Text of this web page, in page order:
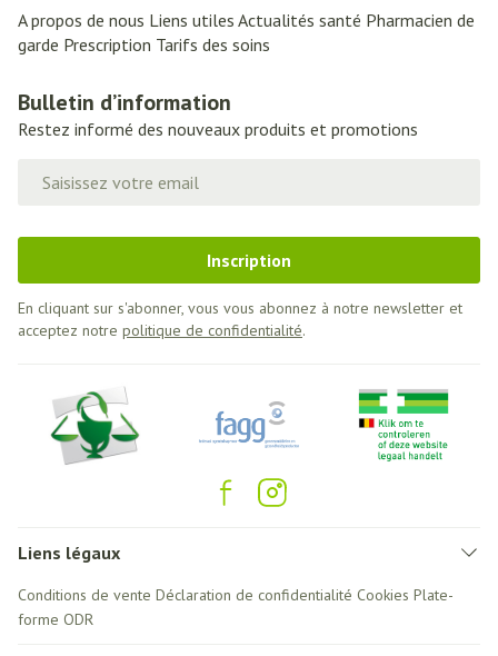
A propos de nous Liens utiles Actualités santé Pharmacien de
garde Prescription Tarifs des soins
Bulletin d’information
Restez informé des nouveaux produits et promotions
Inscription
En cliquant sur s'abonner, vous vous abonnez à notre newsletter et
acceptez notre politique de confidentialité.
Liens légaux
Conditions de vente Déclaration de confidentialité Cookies Plate-
forme ODR